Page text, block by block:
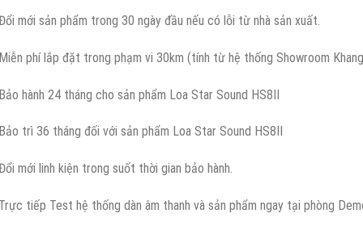
mới sản phẩm trong 30 ngày đầu nếu có lỗi từ nhà sản xuất.
Miễn phí lắp đặt trong phạm vi 30km (tính từ hệ thống Showroom
Bảo hành 24 tháng cho sản phẩm Loa Star Sound HS8II
Bảo trì 36 tháng đối với sản phẩm Loa Star Sound HS8II
mới linh kiện trong suốt thời gian bảo hành.
Trực tiếp Test hệ thống dàn âm thanh và sản phẩm ngay tại phòng